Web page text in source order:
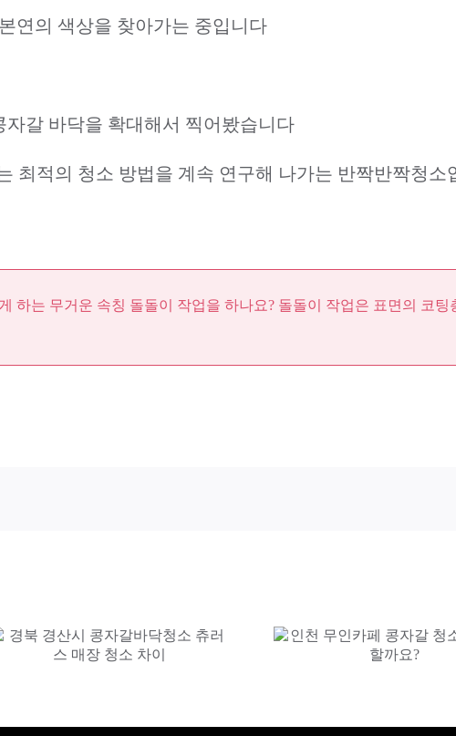
연의 색상을 찾아가는 중입니다
자갈 바닥을 확대해서 찍어봤습니다
최적의 청소 방법을 계속 연구해 나가는 반짝반짝청소
하는 무거운 속칭 돌돌이 작업을 하나요? 돌돌이 작업은 표면의 코팅
인천 무인카페 콩자갈 청소
의정부 카페
확연한